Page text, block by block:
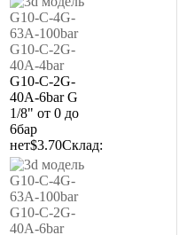
G10-C-2G-
40A-6barG
1/8" от 0 до
6бар
нет$3.70Склад: